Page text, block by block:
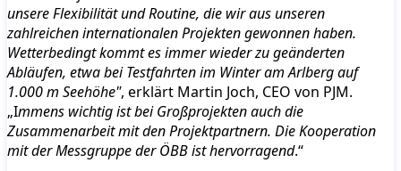
unsere Flexibilität und Routine, die wir aus unseren
zahlreichen internationalen Projekten gewonnen haben.
Wetterbedingt kommt es immer wieder zu geänderten
Abläufen, etwa bei Testfahrten im Winter am Arlberg auf
1.000 m Seehöhe", erklärt Martin Joch, CEO von PJM.
„Immens wichtig ist bei Großprojekten auch die
Zusammenarbeit mit den Projektpartnern. Die Kooperation
mit der Messgruppe der ÖBB ist hervorragend.“